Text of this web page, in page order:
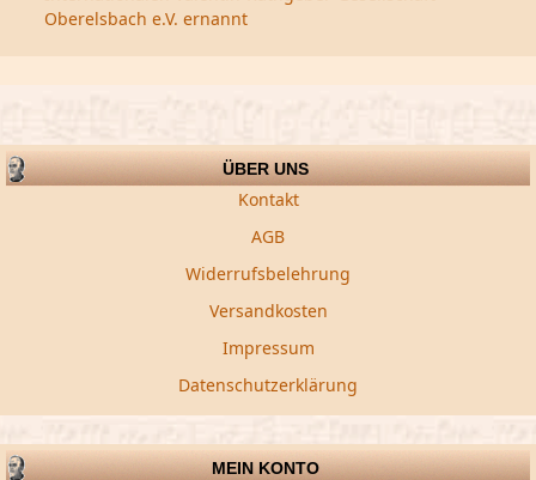
Oberelsbach e.V. ernannt
ÜBER UNS
Kontakt
AGB
Widerrufsbelehrung
Versandkosten
Impressum
Datenschutzerklärung
MEIN KONTO